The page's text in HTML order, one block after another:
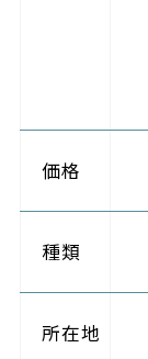
価格
種類
所在地